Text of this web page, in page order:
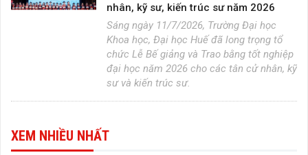
nhân, kỹ sư, kiến trúc sư năm 2026
Sáng ngày 11/7/2026, Trường Đại học
Khoa học, Đại học Huế đã long trọng tổ
chức Lễ Bế giảng và Trao bằng tốt nghiệp
đại học năm 2026 cho các tân cử nhân, kỹ
sư và kiến trúc sư.
XEM NHIỀU NHẤT